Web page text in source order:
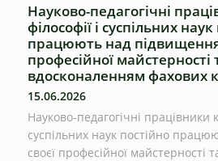
Науково-педагогічні
філософії і суспільних
працюють над
професійної майстерності
вдосконаленням фахових
15.06.2026
Науково-педагогічні працівники
суспільних наук постійно
своєї професійної майстерності